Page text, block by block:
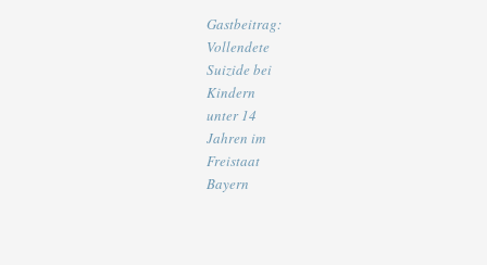
Gastbeitrag:
Vollendete
Suizide bei
Kindern
unter 14
Jahren im
Freistaat
Bayern